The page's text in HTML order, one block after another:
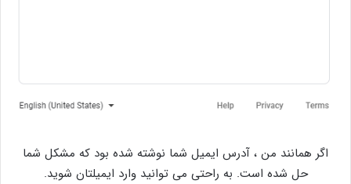
اگر همانند من ، آدرس ایمیل شما نوشته شده بود که مشکل شما
حل شده است. به راحتی می توانید وارد ایمیلتان شوید.